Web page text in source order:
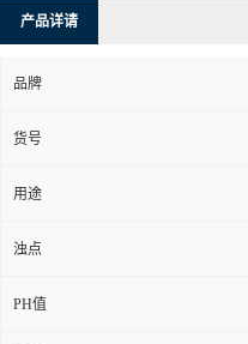
产品详请
品牌
货号
用途
浊点
PH值